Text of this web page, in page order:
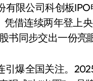
和NTFS的终极对决
手机塞冰箱，你中招了
拿下RGB-Mini LED全球
借连续两年登上
书同步交出一份亮
引爆全国关注。